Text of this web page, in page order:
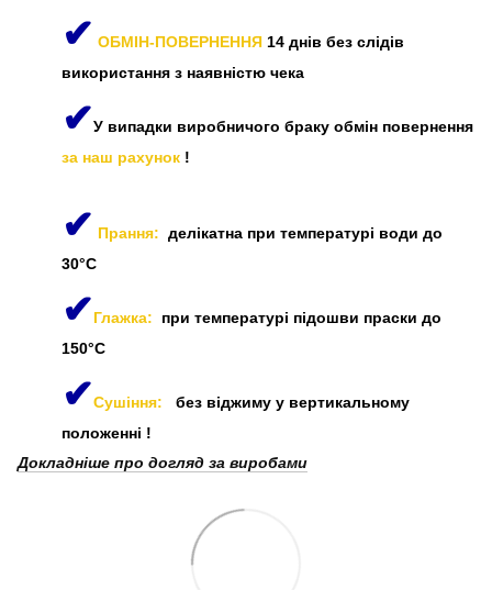
✔ ОБМІН-ПОВЕРНЕННЯ 14 днів без слідів
використання з наявністю чека
✔У випадки виробничого браку обмін повернення
за наш рахунок !
✔ Прання: делікатна при температурі води до
30°C
✔Глажка: при температурі підошви праски до
150°C
✔Сушіння:
без віджиму у вертикальному
положенні !
Докладніше про догляд за виробами